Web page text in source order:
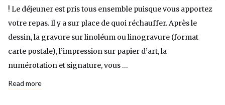
! Le déjeuner est pris tous ensemble puisque vous apportez
votre repas. Il y a sur place de quoi réchauffer. Après le
dessin, la gravure sur linoléum ou linogravure (format
carte postale), l’impression sur papier d’art, la
numérotation et signature, vous …
Read more